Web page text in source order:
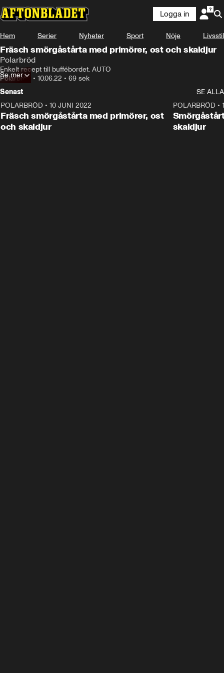
Annons
Annons från Polarbröd
Logga in
Hem Serier Nyheter Sport Nöje Livsstil
Fräsch smörgåstårta med primörer, ost och skaldjur
Polarbröd
Enkelt recept till buffébordet. AUTO
Polarbröd • 10.06.22 • 69 sek
Se mer
Senast
SE ALLA
POLARBRÖD • 10 JUNI 2022
Fräsch smörgåstårta med primörer, ost
och skaldjur
POLARBRÖD •
skaldjur